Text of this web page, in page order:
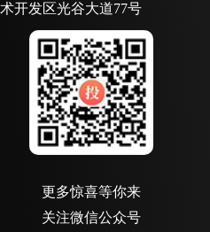
开发区光谷大道77号
更多惊喜等你来
关注微信公众号